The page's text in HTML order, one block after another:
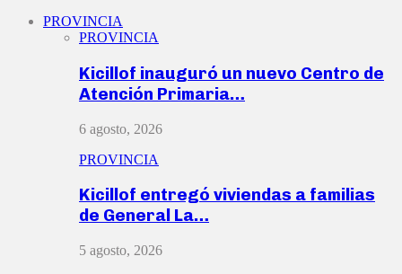
PROVINCIA
PROVINCIA
Kicillof inauguró un nuevo Centro de
Atención Primaria…
6 agosto, 2026
PROVINCIA
Kicillof entregó viviendas a familias
de General La…
5 agosto, 2026